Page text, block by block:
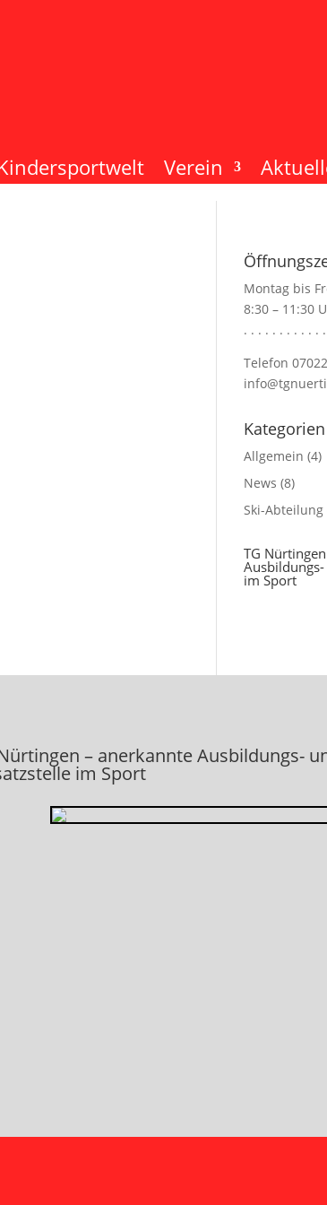
Verein
Montag bis
8:30 – 11:30
. . . . . . . . . . .
Telefon
Kategorien
Allgemein (4)
News (8)
Ski-Abteilung
TG
im Sport
– anerkannte Ausbildungs-
im Sport